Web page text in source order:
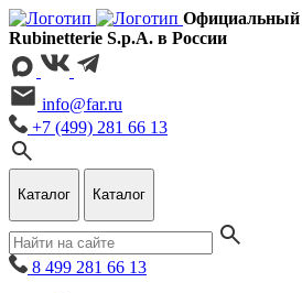
Официальный
Rubinetterie S.p.A. в России
info@far.ru
+7 (499) 281 66 13
Каталог Каталог
8 499 281 66 13